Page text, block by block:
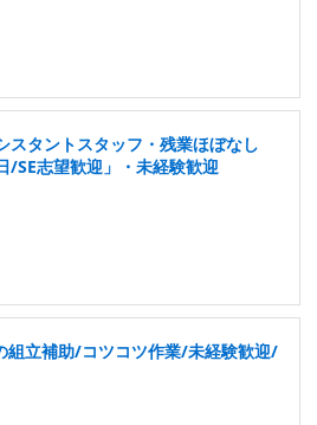
スタントスタッフ・残業ほぼなし
/SE志望歓迎」・未経験歓迎
組立補助/コツコツ作業/未経験歓迎/